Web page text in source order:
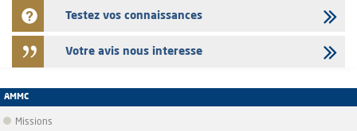
Testez vos connaissances
Votre avis nous interesse
AMMC
Missions